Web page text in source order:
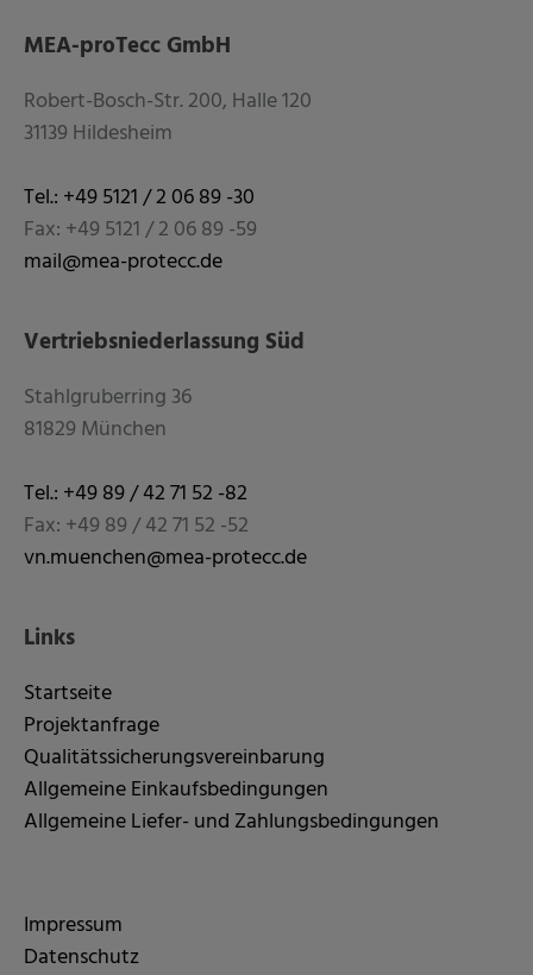
MEA-proTecc GmbH
Robert-Bosch-Str. 200, Halle 120
31139 Hildesheim
Tel.: +49 5121 / 2 06 89 -30
Fax: +49 5121 / 2 06 89 -59
mail@mea-protecc.de
Vertriebsniederlassung Süd
Stahlgruberring 36
81829 München
Tel.: +49 89 / 42 71 52 -82
Fax: +49 89 / 42 71 52 -52
vn.muenchen@mea-protecc.de
Links
Startseite
Projektanfrage
Qualitätssicherungsvereinbarung
Allgemeine Einkaufsbedingungen
Allgemeine Liefer- und Zahlungsbedingungen
Impressum
Datenschutz